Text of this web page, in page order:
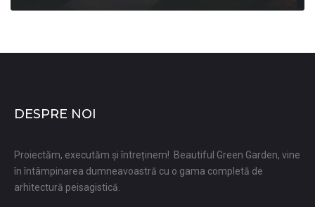
DESPRE NOI
Proiectăm, executăm și întreținem! Beautiful Green Garden, vine
în întâmpinarea dumneavoastră cu o gama completă de
arhitectură peisagistică.